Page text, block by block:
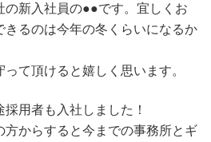
の新入社員の●●です。宜しくお
きるのは今年の冬くらいになるか
て頂けると嬉しく思います。
用者も入社しました！
方からすると今までの事務所とギ